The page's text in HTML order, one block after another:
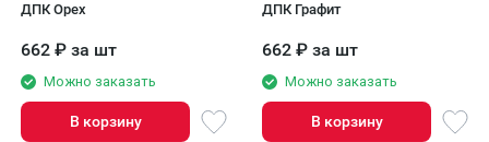
ДПК Орех
662 ₽ за шт
Можно заказать
В корзину
ДПК Графит
662 ₽ за шт
Можно заказать
В корзину